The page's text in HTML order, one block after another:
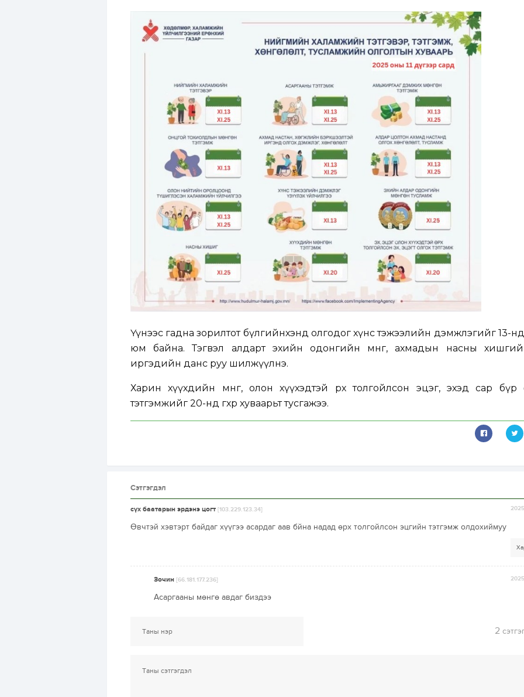
Үүнээс гадна зорилтот бүлгийнхэнд олгодог хүнс тэжээлийн дэмжлэгийг 13-нд
юм байна. Тэгвэл алдарт эхийн одонгийн мөнгө, ахмадын насны
иргэдийн данс руу шилжүүлнэ.
Харин хүүхдийн мөнгө, олон хүүхэдтэй өрх толгойлсон эцэг, эхэд сар бүр
тэтгэмжийг 20-нд өгөхөөр хуваарьт тусгажээ.
Сэтгэгдэл
сүх баатарын эрдэнэ цогт [103.229.123.34]
Өвчтэй хэвтэрт байдаг хүүгээ асардаг аав бйна надад өрх толгойлсон эцгийн тэтгэмж олдохиймуу
Зочин [66.181.177.236]
Асаргааны мөнгө авдаг биздээ
2